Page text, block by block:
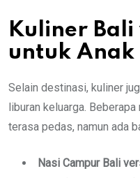
Kuliner Bali
untuk Anak
Selain destinasi, kuliner
liburan keluarga.
terasa pedas, namun ada
Nasi Campur Bali